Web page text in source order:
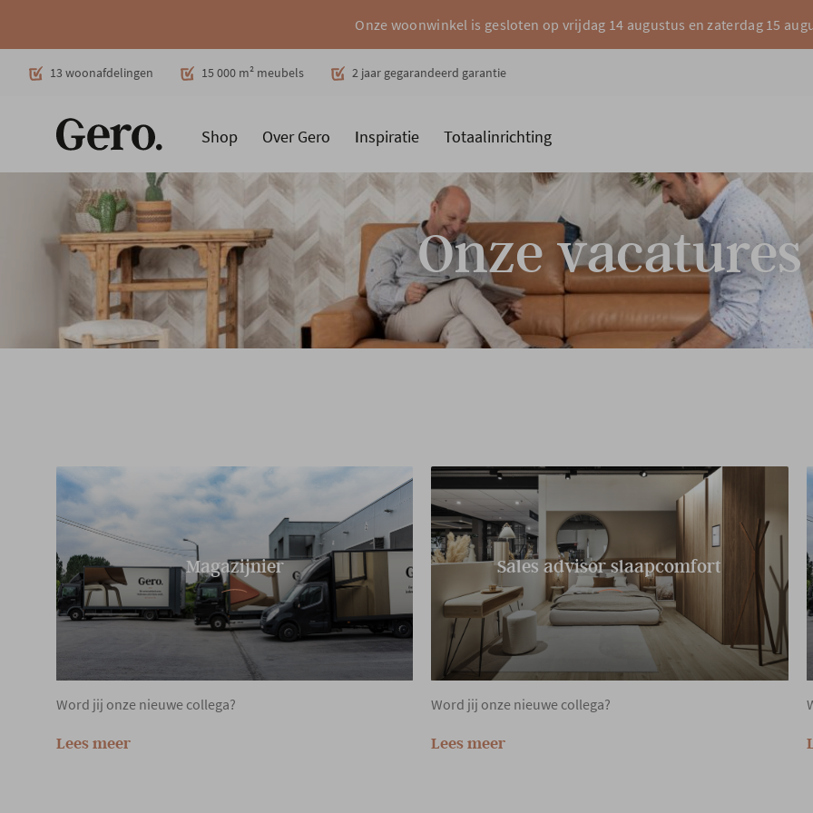
Onze woonwinkel is gesloten op vrijdag 14 augustus en zaterdag 15
13 woonafdelingen 15 000 m² meubels 2 jaar gegarandeerd garantie
Shop Over Gero Inspiratie Totaalinrichting
Promoties Producten Cadeaubon Woonstijlen Ruimtes Merken
Onze vacatures
Magazijnier
Word jij onze nieuwe collega?
Lees meer
Sales advisor slaapcomfort
Word jij onze nieuwe collega?
Lees meer